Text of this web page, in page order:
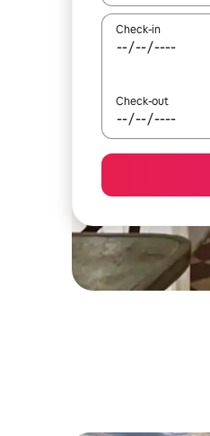
Check-in
Check-out